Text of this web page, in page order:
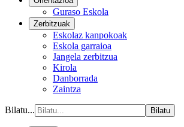
Guraso Eskola
Zerbitzuak
Eskolaz kanpokoak
Eskola garraioa
Jangela zerbitzua
Kirola
Danborrada
Zaintza
Bilatu... Bilatu